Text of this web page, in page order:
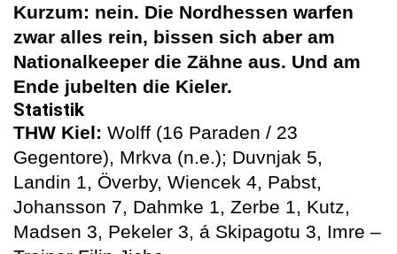
Kurzum: nein. Die Nordhessen warfen
zwar alles rein, bissen sich aber am
Nationalkeeper die Zähne aus. Und am
Ende jubelten die Kieler.
Statistik
THW Kiel: Wolff (16 Paraden / 23
Gegentore), Mrkva (n.e.); Duvnjak 5,
Landin 1, Överby, Wiencek 4, Pabst,
Johansson 7, Dahmke 1, Zerbe 1, Kutz,
Madsen 3, Pekeler 3, á Skipagotu 3, Imre –